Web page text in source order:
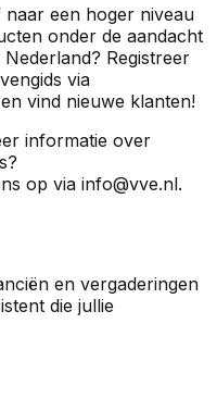
een hoger niveau
onder de aandacht
Registreer
via
vind nieuwe klanten!
informatie over
op via info@vve.nl.
en vergaderingen
die jullie